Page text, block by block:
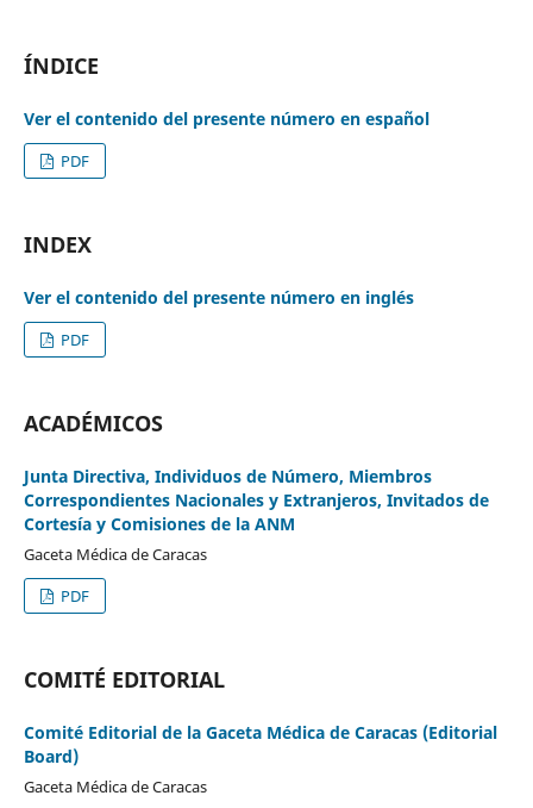
ÍNDICE
Ver el contenido del presente número en español
PDF
INDEX
Ver el contenido del presente número en inglés
PDF
ACADÉMICOS
Junta Directiva, Individuos de Número, Miembros
Correspondientes Nacionales y Extranjeros, Invitados de
Cortesía y Comisiones de la ANM
Gaceta Médica de Caracas
PDF
COMITÉ EDITORIAL
Comité Editorial de la Gaceta Médica de Caracas (Editorial
Board)
Gaceta Médica de Caracas